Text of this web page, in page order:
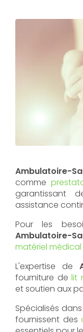
Ambulatoire-
comme
garantissant
assistance
Pour les
Ambulatoire-
matériel médical
L'expertise de
fourniture delit
et soutien aux
Spécialisés
fournissent des